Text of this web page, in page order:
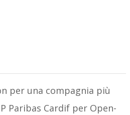
per una compagnia più
Paribas Cardif per Open-